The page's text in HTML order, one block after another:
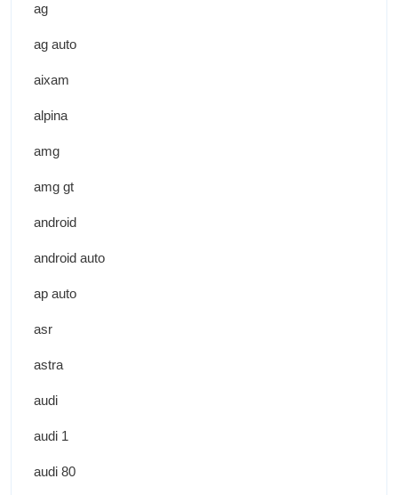
ag
ag auto
aixam
alpina
amg
amg gt
android
android auto
ap auto
asr
astra
audi
audi 1
audi 80